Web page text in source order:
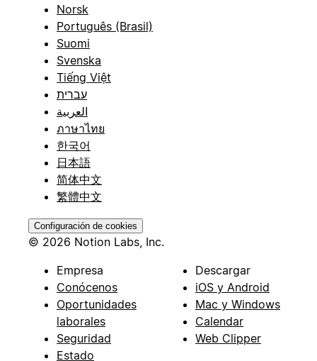
Norsk
Português (Brasil)
Suomi
Svenska
Tiếng Việt
עברית
العربية
ภาษาไทย
한국어
日本語
简体中文
繁體中文
Configuración de cookies
© 2026 Notion Labs, Inc.
Empresa
Conócenos
Oportunidades
laborales
Seguridad
Estado
Descargar
iOS y Android
Mac y Windows
Calendar
Web Clipper